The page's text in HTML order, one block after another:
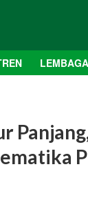
LEMBAGA